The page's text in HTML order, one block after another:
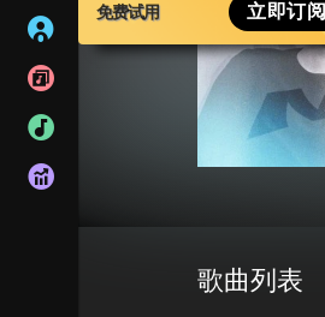
免费试用 立即订阅
歌曲列表